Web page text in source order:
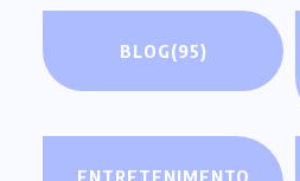
BLOG(95)
ENTRETENIMENTO